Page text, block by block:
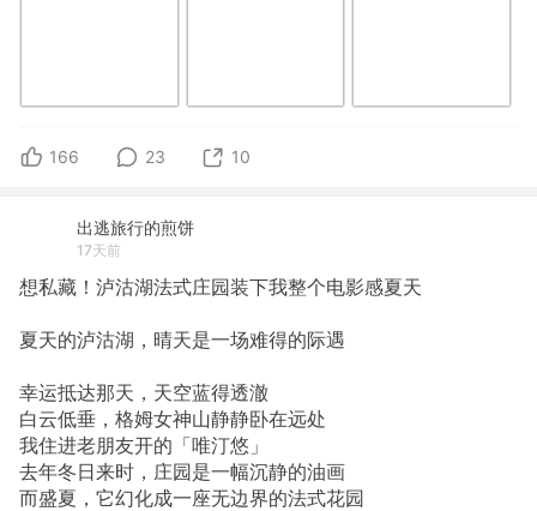
166 23 10
出逃旅行的煎饼
17天前
想私藏！泸沽湖法式庄园装下我整个电影感夏天
夏天的泸沽湖，晴天是一场难得的际遇
幸运抵达那天，天空蓝得透澈
白云低垂，格姆女神山静静卧在远处
我住进老朋友开的「唯汀悠」
去年冬日来时，庄园是一幅沉静的油画
而盛夏，它幻化成一座无边界的法式花园